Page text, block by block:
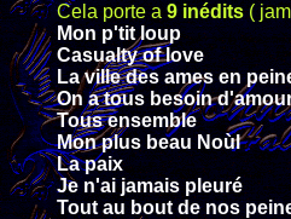
Cela porte a 9 inédits(
Mon p'tit loup
Casualty of love
La ville des ames en
On a tous besoin
Tous ensemble
Mon plus beau Noùl
La paix
Je n'ai jamais pleuré
Tout au bout de nos